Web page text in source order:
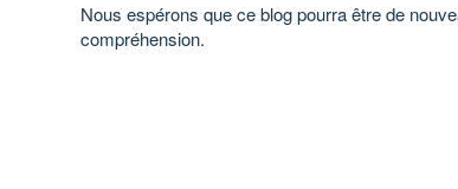
Nous espérons que ce blog pourra être de
compréhension.